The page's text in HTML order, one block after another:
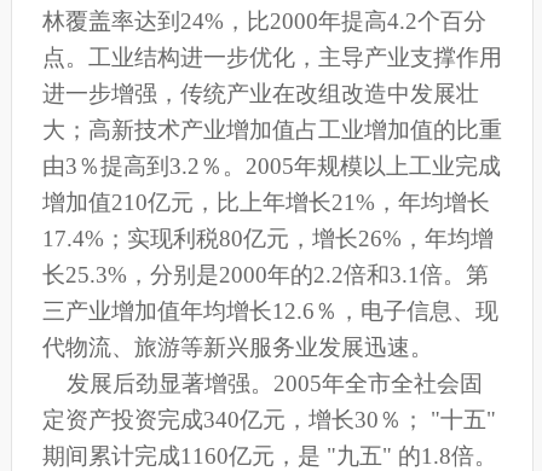
林覆盖率达到24%，比2000年提高4.2个百分
点。工业结构进一步优化，主导产业支撑作用
进一步增强，传统产业在改组改造中发展壮
大；高新技术产业增加值占工业增加值的比重
由3％提高到3.2％。2005年规模以上工业完成
增加值210亿元，比上年增长21%，年均增长
17.4%；实现利税80亿元，增长26%，年均增
长25.3%，分别是2000年的2.2倍和3.1倍。第
三产业增加值年均增长12.6％，电子信息、现
代物流、旅游等新兴服务业发展迅速。
发展后劲显著增强。2005年全市全社会固
定资产投资完成340亿元，增长30％； "十五"
期间累计完成1160亿元，是 "九五" 的1.8倍。